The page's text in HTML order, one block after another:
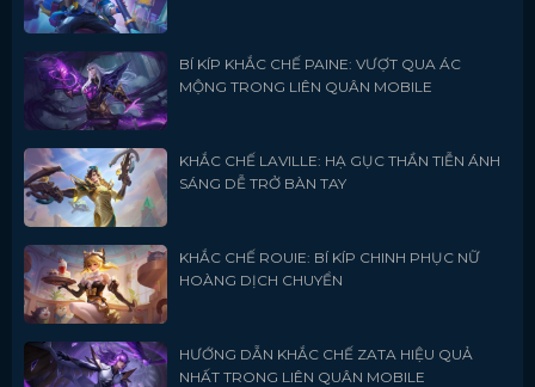
BÍ KÍP KHẮC CHẾ PAINE: VƯỢT QUA ÁC
MỘNG TRONG LIÊN QUÂN MOBILE
KHẮC CHẾ LAVILLE: HẠ GỤC THẦN TIỄN ÁNH
SÁNG DỄ TRỞ BÀN TAY
KHẮC CHẾ ROUIE: BÍ KÍP CHINH PHỤC NỮ
HOÀNG DỊCH CHUYỂN
HƯỚNG DẪN KHẮC CHẾ ZATA HIỆU QUẢ
NHẤT TRONG LIÊN QUÂN MOBILE